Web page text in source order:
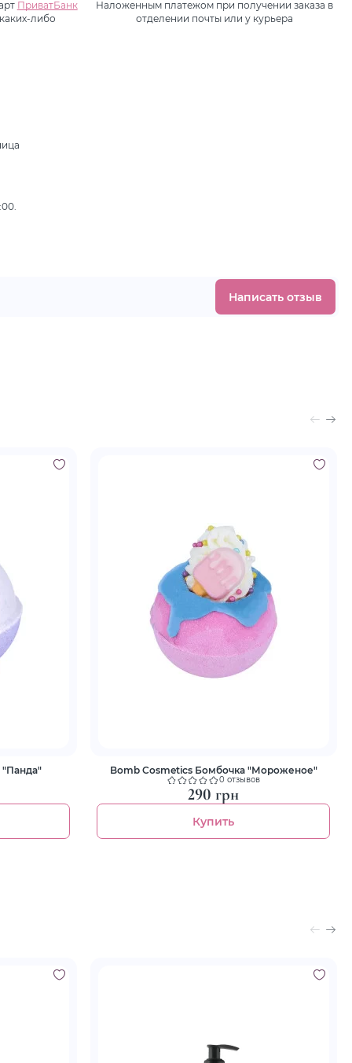
ПриватБанк
либо
Наложенным платежом при получении заказа в
отделении почты или у курьера
Написать отзыв
"Панда" Bomb Cosmetics Бомбочка "Мороженое"
0 отзывов
290 грн
Купить